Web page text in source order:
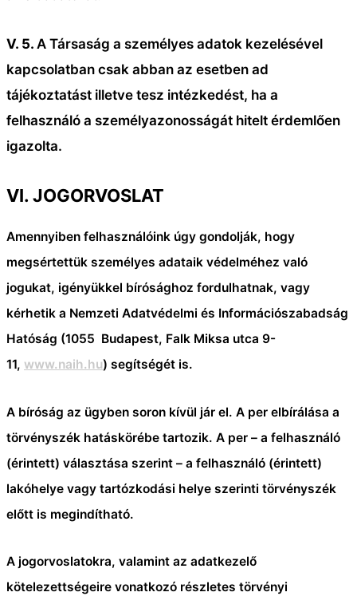
V. 5. A Társaság a személyes adatok kezelésével
kapcsolatban csak abban az esetben ad
tájékoztatást illetve tesz intézkedést, ha a
felhasználó a személyazonosságát hitelt érdemlően
igazolta.
VI. JOGORVOSLAT
Amennyiben felhasználóink úgy gondolják, hogy
megsértettük személyes adataik védelméhez való
jogukat, igényükkel bírósághoz fordulhatnak, vagy
kérhetik a Nemzeti Adatvédelmi és Információszabadság
Hatóság (1055 Budapest, Falk Miksa utca 9-
11, www.naih.hu) segítségét is.
A bíróság az ügyben soron kívül jár el. A per elbírálása a
törvényszék hatáskörébe tartozik. A per – a felhasználó
(érintett) választása szerint – a felhasználó (érintett)
lakóhelye vagy tartózkodási helye szerinti törvényszék
előtt is megindítható.
A jogorvoslatokra, valamint az adatkezelő
kötelezettségeire vonatkozó részletes törvényi